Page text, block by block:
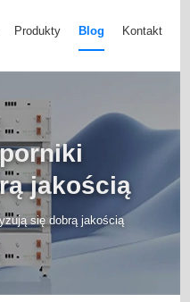
Produkty Blog Kontakt
jakością
się dobrą jakością